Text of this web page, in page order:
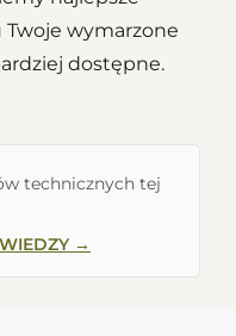
wymarzone
dostępne.
technicznych tej
→